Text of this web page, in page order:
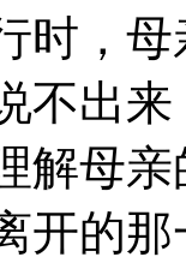
时，
不出
解母
开的